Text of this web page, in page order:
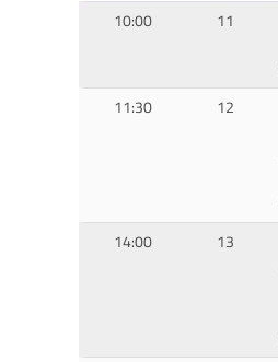
10:00
11
11:30 12
14:00 13